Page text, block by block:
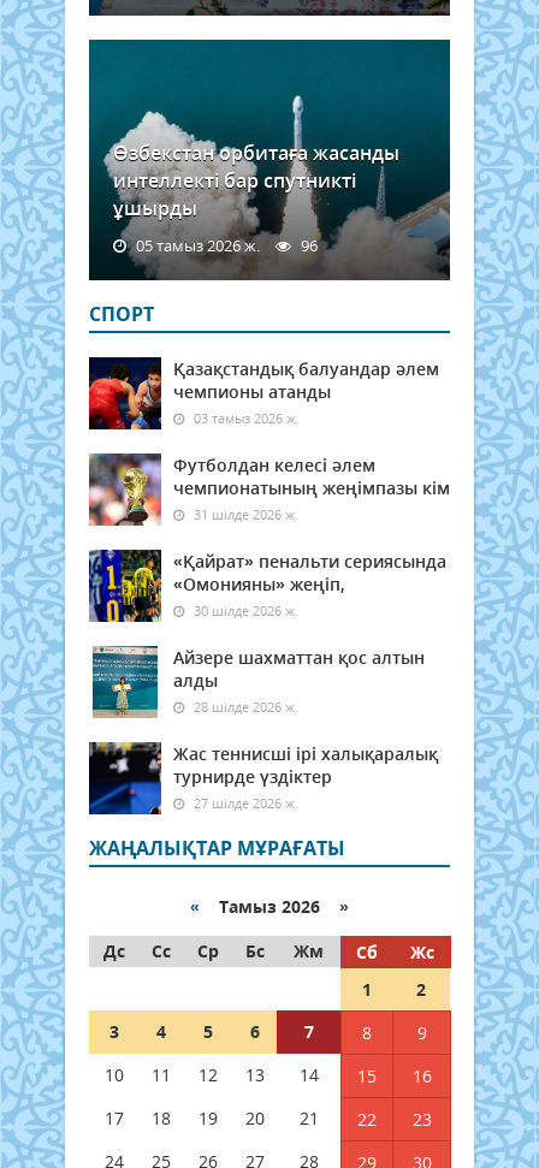
Өзбекстан орбитаға жасанды
интеллекті бар спутникті
ұшырды
05 тамыз 2026 ж. 96
СПОРТ
Қазақстандық балуандар әлем
чемпионы атанды
03 тамыз 2026 ж.
Футболдан келесі әлем
чемпионатының жеңімпазы кім
31 шілде 2026 ж.
«Қайрат» пенальти сериясында
«Омонияны» жеңіп,
30 шілде 2026 ж.
Айзере шахматтан қос алтын
алды
28 шілде 2026 ж.
Жас теннисші ірі халықаралық
турнирде үздіктер
27 шілде 2026 ж.
ЖАҢАЛЫҚТАР МҰРАҒАТЫ
« Тамыз 2026 »
Дс
Сс Ср Бс Жм Сб
Жс
1
2
3
4 5 6 7 8
9
10
11 12 13 14 15
16
17
18 19 20 21 22
23
24
25 26 27 28 29 30